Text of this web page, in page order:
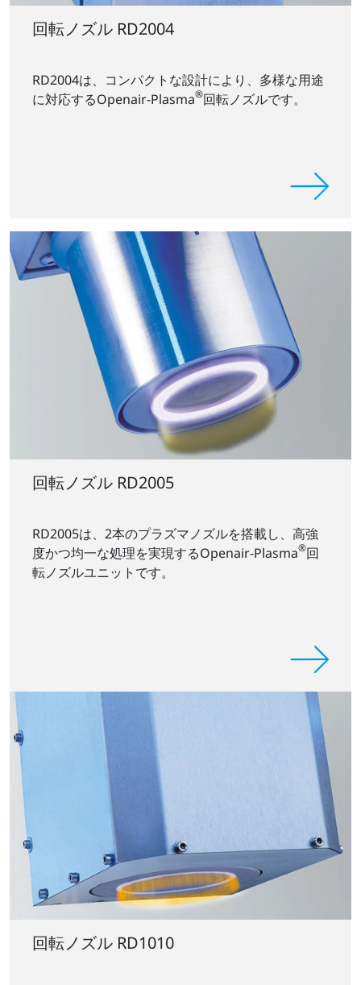
回転ノズル RD2004
RD2004は、コンパクトな設計により、多様な用途
に対応するOpenair-Plasma®回転ノズルです。
回転ノズル RD2005
RD2005は、2本のプラズマノズルを搭載し、高強
度かつ均一な処理を実現するOpenair-Plasma®回
転ノズルユニットです。
回転ノズル RD1010